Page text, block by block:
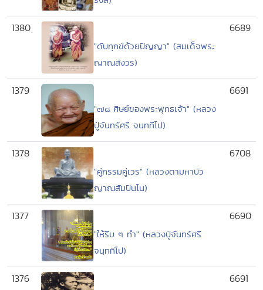
1380
"ดับทุกข์ด้วยปัญญา" (สมเด็จพระ
ญาณสังวร)
6689
1379
"๗๘ ศิษย์ของพระพุทธเจ้า" (หลวง
ปู่จันทร์ศรี จนฺททีโป)
6691
1378
"คู่กรรมคู่เวร" (หลวงตามหาบัว
ญาณสัมปันโน)
6708
1377
"ให้รีบ ๆ ทำ" (หลวงปู่จันทร์ศรี
จนฺททีโป)
6690
1376 6691